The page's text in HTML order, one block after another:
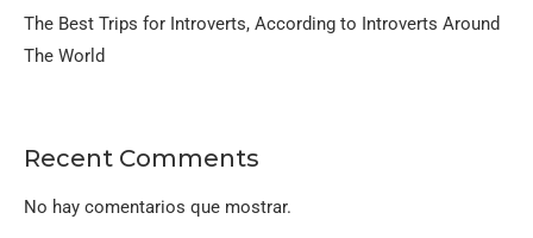
The Best Trips for Introverts, According to Introverts Around
The World
Recent Comments
No hay comentarios que mostrar.